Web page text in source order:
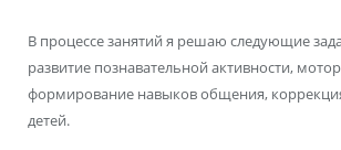
В процессе занятий я решаю следующие
развитие познавательной активности,
формирование навыков общения,
детей.